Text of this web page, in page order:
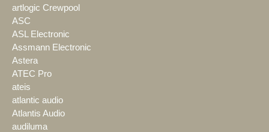
artlogic Crewpool
ASC
ASL Electronic
Assmann Electronic
Astera
ATEC Pro
ateis
atlantic audio
Atlantis Audio
audiluma